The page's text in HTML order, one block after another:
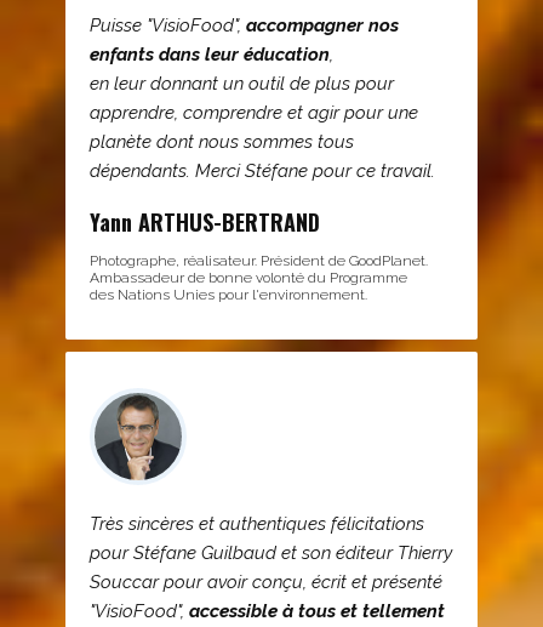
Puisse "VisioFood", accompagner nos
enfants dans leur éducation,
en leur donnant un outil de plus pour
apprendre, comprendre et agir pour une
planète dont nous sommes tous
dépendants. Merci Stéfane pour ce travail.
Yann ARTHUS-BERTRAND
Photographe, réalisateur. Président de GoodPlanet.
Ambassadeur de bonne volonté du Programme
des Nations Unies pour l'environnement.
Très sincères et authentiques félicitations
pour Stéfane Guilbaud et son éditeur Thierry
Souccar pour avoir conçu, écrit et présenté
"VisioFood", accessible à tous et tellement